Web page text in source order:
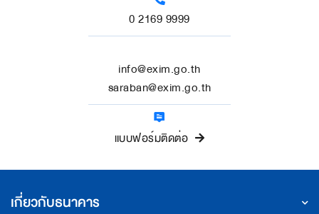
0 2169 9999
info@exim.go.th
saraban@exim.go.th
แบบฟอร์มติดต่อ
เกี่ยวกับธนาคาร